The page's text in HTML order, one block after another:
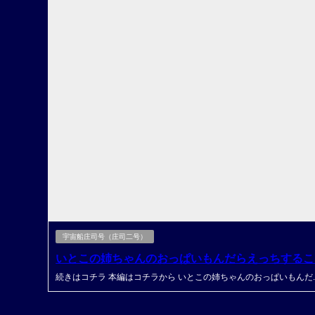
宇宙船庄司号（庄司二号）
いとこの姉ちゃんのおっぱいもんだらえっちするこ
続きはコチラ 本編はコチラから いとこの姉ちゃんのおっぱいもんだ...